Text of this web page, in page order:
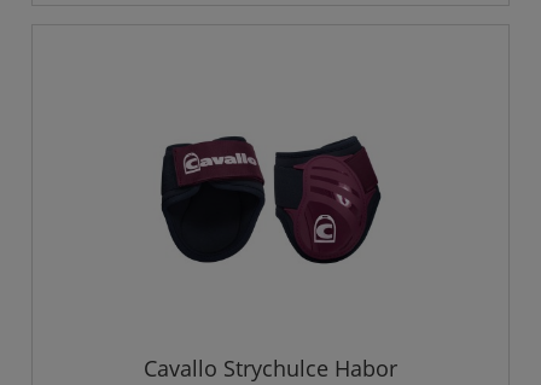
Cavallo Strychulce Habor